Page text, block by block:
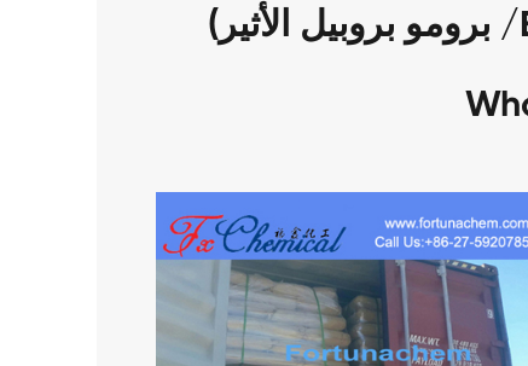
برومو بروبيل الأثير) /BDDP CAS 21850-44-2